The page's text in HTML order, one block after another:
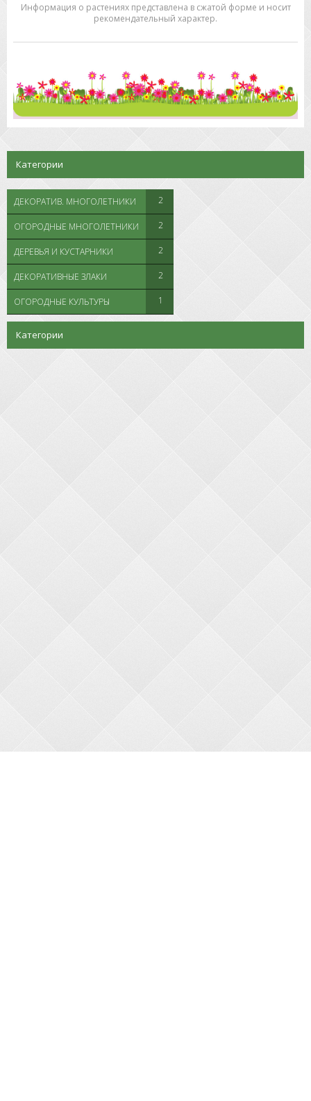
Информация о растениях представлена в сжатой форме и носит
рекомендательный характер.
Категории
ДЕКОРАТИВ. МНОГОЛЕТНИКИ 2
ОГОРОДНЫЕ МНОГОЛЕТНИКИ 2
ДЕРЕВЬЯ И КУСТАРНИКИ 2
ДЕКОРАТИВНЫЕ ЗЛАКИ 2
ОГОРОДНЫЕ КУЛЬТУРЫ 1
Категории